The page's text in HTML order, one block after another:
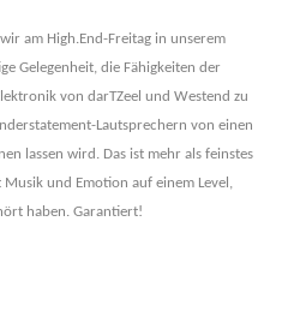
am High.End-Freitag in unserem
Gelegenheit, die Fähigkeiten der
von darTZeel und Westend zu
Lautsprechern von einen
lassen wird. Das ist mehr als feinstes
Musik und Emotion auf einem Level,
haben. Garantiert!